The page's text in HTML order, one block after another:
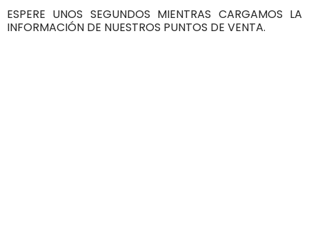
ESPERE UNOS SEGUNDOS MIENTRAS CARGAMOS LA
INFORMACIÓN DE NUESTROS PUNTOS DE VENTA.